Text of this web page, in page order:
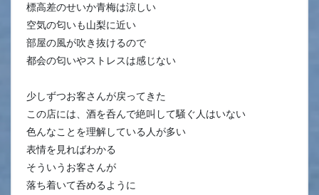
標高差のせいか青梅は涼しい
空気の匂いも山梨に近い
部屋の風が吹き抜けるので
都会の匂いやストレスは感じない
少しずつお客さんが戻ってきた
この店には、酒を呑んで絶叫して騒ぐ人はいない
色んなことを理解している人が多い
表情を見ればわかる
そういうお客さんが
落ち着いて呑めるように